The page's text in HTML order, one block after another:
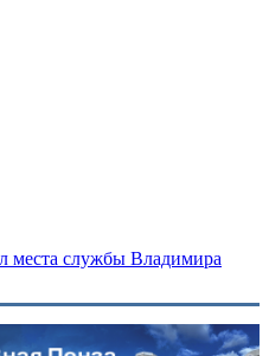
места службы Владимира